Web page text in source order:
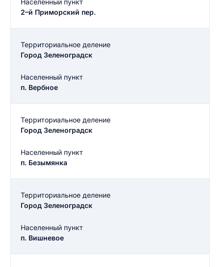
Населенный пункт
2–й Приморский пер.
Территориальное деление
Город Зеленоградск
Населенный пункт
п. Вербное
Территориальное деление
Город Зеленоградск
Населенный пункт
п. Безымянка
Территориальное деление
Город Зеленоградск
Населенный пункт
п. Вишневое